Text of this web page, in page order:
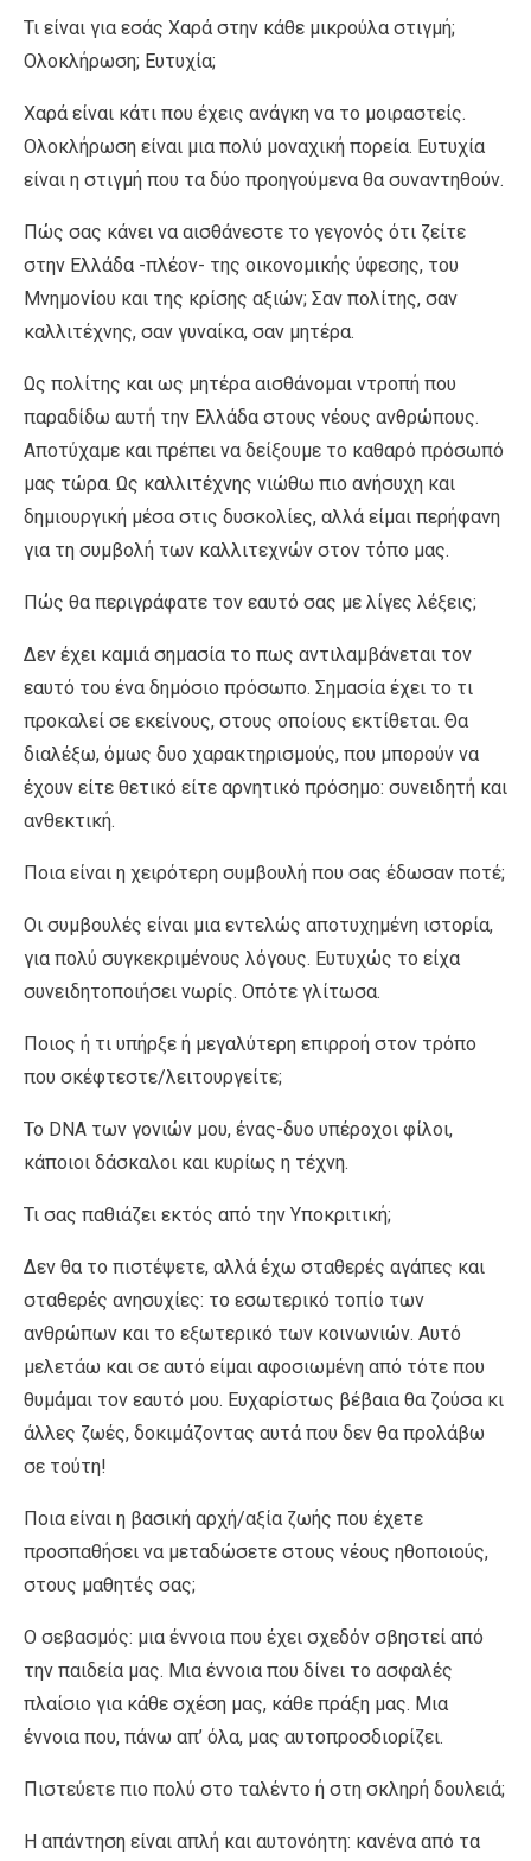
Τι είναι για εσάς Χαρά στην κάθε μικρούλα στιγμή;
Ολοκλήρωση; Ευτυχία;
Χαρά είναι κάτι που έχεις ανάγκη να το μοιραστείς.
Ολοκλήρωση είναι μια πολύ μοναχική πορεία. Ευτυχία
είναι η στιγμή που τα δύο προηγούμενα θα συναντηθούν.
Πώς σας κάνει να αισθάνεστε το γεγονός ότι ζείτε
στην Ελλάδα -πλέον- της οικονομικής ύφεσης, του
Μνημονίου και της κρίσης αξιών; Σαν πολίτης, σαν
καλλιτέχνης, σαν γυναίκα, σαν μητέρα.
Ως πολίτης και ως μητέρα αισθάνομαι ντροπή που
παραδίδω αυτή την Ελλάδα στους νέους ανθρώπους.
Αποτύχαμε και πρέπει να δείξουμε το καθαρό πρόσωπό
μας τώρα. Ως καλλιτέχνης νιώθω πιο ανήσυχη και
δημιουργική μέσα στις δυσκολίες, αλλά είμαι περήφανη
για τη συμβολή των καλλιτεχνών στον τόπο μας.
Πώς θα περιγράφατε τον εαυτό σας με λίγες λέξεις;
Δεν έχει καμιά σημασία το πως αντιλαμβάνεται τον
εαυτό του ένα δημόσιο πρόσωπο. Σημασία έχει το τι
προκαλεί σε εκείνους, στους οποίους εκτίθεται. Θα
διαλέξω, όμως δυο χαρακτηρισμούς, που μπορούν να
έχουν είτε θετικό είτε αρνητικό πρόσημο: συνειδητή και
ανθεκτική.
Ποια είναι η χειρότερη συμβουλή που σας έδωσαν ποτέ;
Οι συμβουλές είναι μια εντελώς αποτυχημένη ιστορία,
για πολύ συγκεκριμένους λόγους. Ευτυχώς το είχα
συνειδητοποιήσει νωρίς. Οπότε γλίτωσα.
Ποιος ή τι υπήρξε ή μεγαλύτερη επιρροή στον τρόπο
που σκέφτεστε/λειτουργείτε;
Το DNA των γονιών μου, ένας-δυο υπέροχοι φίλοι,
κάποιοι δάσκαλοι και κυρίως η τέχνη.
Τι σας παθιάζει εκτός από την Υποκριτική;
Δεν θα το πιστέψετε, αλλά έχω σταθερές αγάπες και
σταθερές ανησυχίες: το εσωτερικό τοπίο των
ανθρώπων και το εξωτερικό των κοινωνιών. Αυτό
μελετάω και σε αυτό είμαι αφοσιωμένη από τότε που
θυμάμαι τον εαυτό μου. Ευχαρίστως βέβαια θα ζούσα κι
άλλες ζωές, δοκιμάζοντας αυτά που δεν θα προλάβω
σε τούτη!
Ποια είναι η βασική αρχή/αξία ζωής που έχετε
προσπαθήσει να μεταδώσετε στους νέους ηθοποιούς,
στους μαθητές σας;
Ο σεβασμός: μια έννοια που έχει σχεδόν σβηστεί από
την παιδεία μας. Μια έννοια που δίνει το ασφαλές
πλαίσιο για κάθε σχέση μας, κάθε πράξη μας. Μια
έννοια που, πάνω απ’ όλα, μας αυτοπροσδιορίζει.
Πιστεύετε πιο πολύ στο ταλέντο ή στη σκληρή δουλειά;
Η απάντηση είναι απλή και αυτονόητη: κανένα από τα